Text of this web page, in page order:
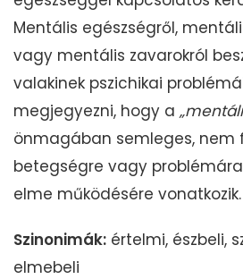
Mentális egészségről,
vagy mentális zavarokról
valakinek pszichikai
megjegyezni, hogy a
önmagában semleges, nem
betegségre vagy
elme működésére vonatkozik.
Szinonimák: értelmi, észbeli,
elmebeli